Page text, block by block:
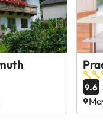
9.6